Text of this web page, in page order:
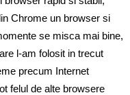
Chrome un browser si
se misca mai bine,
l-am folosit in trecut
precum Internet
felul de alte browsere